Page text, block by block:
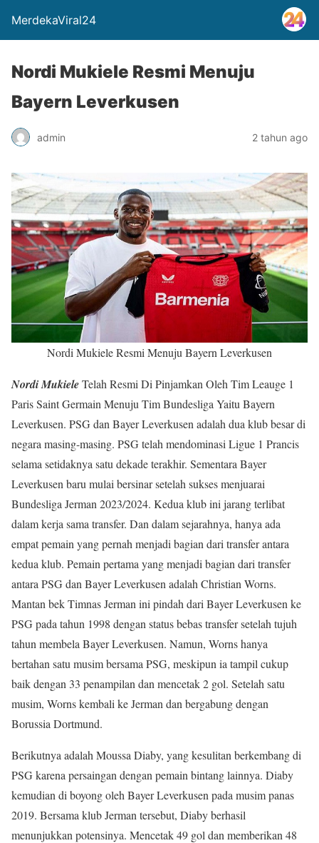
MerdekaViral24
Nordi Mukiele Resmi Menuju
Bayern Leverkusen
admin 2 tahun ago
Nordi Mukiele Resmi Menuju Bayern Leverkusen
Nordi MukieleTelah Resmi Di Pinjamkan Oleh Tim Leauge 1
Paris Saint Germain Menuju Tim Bundesliga Yaitu Bayern
Leverkusen. PSG dan Bayer Leverkusen adalah dua klub besar di
negara masing-masing. PSG telah mendominasi Ligue 1 Prancis
selama setidaknya satu dekade terakhir. Sementara Bayer
Leverkusen baru mulai bersinar setelah sukses menjuarai
Bundesliga Jerman 2023/2024. Kedua klub ini jarang terlibat
dalam kerja sama transfer. Dan dalam sejarahnya, hanya ada
empat pemain yang pernah menjadi bagian dari transfer antara
kedua klub. Pemain pertama yang menjadi bagian dari transfer
antara PSG dan Bayer Leverkusen adalah Christian Worns.
Mantan bek Timnas Jerman ini pindah dari Bayer Leverkusen ke
PSG pada tahun 1998 dengan status bebas transfer setelah tujuh
tahun membela Bayer Leverkusen. Namun, Worns hanya
bertahan satu musim bersama PSG, meskipun ia tampil cukup
baik dengan 33 penampilan dan mencetak 2 gol. Setelah satu
musim, Worns kembali ke Jerman dan bergabung dengan
Borussia Dortmund.
Berikutnya adalah Moussa Diaby, yang kesulitan berkembang di
PSG karena persaingan dengan pemain bintang lainnya. Diaby
kemudian di boyong oleh Bayer Leverkusen pada musim panas
2019. Bersama klub Jerman tersebut, Diaby berhasil
menunjukkan potensinya. Mencetak 49 gol dan memberikan 48